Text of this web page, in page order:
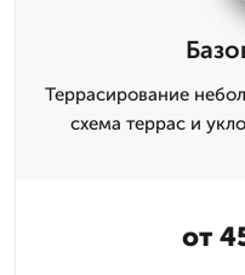
Террасирование
схема террас и
от